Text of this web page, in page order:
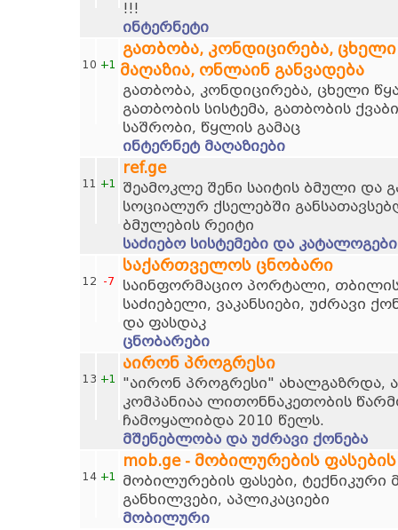
!!!
ინტერნეტი
10 +1
გათბობა, კონდიცირება,
მაღაზია, ონლაინ განვადება
გათბობა, კონდიცირება, ცხელი
გათბობის სისტემა, გათბობის
საშრობი, წყლის გამაც
ინტერნეტ მაღაზიები
11 +1
ref.ge
შეამოკლე შენი საიტის ბმული და
სოციალურ ქსელებში
ბმულების რეიტი
საძიებო სისტემები და კატალოგები
12 -7
საქართველოს ცნობარი
საინფორმაციო პორტალი,
საძიებელი, ვაკანსიები, უძრავი
და ფასდაკ
ცნობარები
13 +1
აირონ პროგრესი
"აირონ პროგრესი" ახალგაზრდა,
კომპანიაა ლითონნაკეთობის
ჩამოყალიბდა 2010 წელს.
მშენებლობა და უძრავი ქონება
14 +1
mob.ge - მობილურების
მობილურების ფასები, ტექნიკური
განხილვები, აპლიკაციები
მობილური